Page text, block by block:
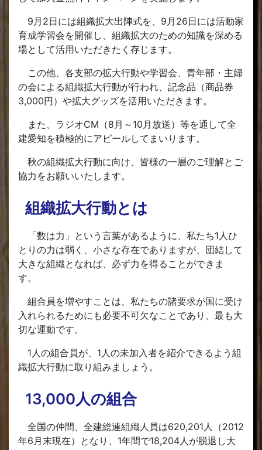
9月2日には組織拡大出陣式を、9月26日には活動家
育成学習会を開催し、組織拡大のための知識を深める
場として活用いただきたく存じます。
この他、各支部の拡大行動や学習会、青年部・主婦
の会による組織拡大行動が行われ、記念品（商品券
3,000円）や拡大グッズを活用いただきます。
また、ラジオCM（8月～10月放送）等を通して全
建愛知を積極的にアピールしてまいります。
秋の組織拡大行動に向け、皆様の一層のご理解とご
協力をお願いいたします。
組織拡大行動とは
「数は力」という言葉があるように、私たち1人ひ
とりの力は弱く、小さな存在でありますが、団結して
大きな組織となれば、必ず力を得ることができま
す。
組合員を増やすことは、私たちの諸要求が国に受け
入れられるためにも必要不可欠なことであり、最も大
切な運動です。
1人の組合員が、1人の未加入者を紹介できるよう組
織拡大行動に取り組みましょう。
13,000人の組合
全国の仲間、全建総連組織人員は620,201人（2012
年6月末現在）となり、1年間で18,204人が脱退し大